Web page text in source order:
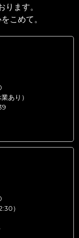
ります。
こめて。
あり）
）